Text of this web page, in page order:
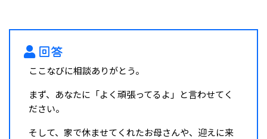
回答
ここなびに相談ありがとう。
まず、あなたに「よく頑張ってるよ」と言わせてく
ださい。
そして、家で休ませてくれたお母さんや、迎えに来